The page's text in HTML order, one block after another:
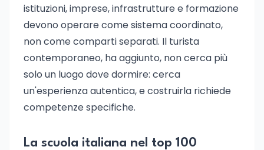
istituzioni, imprese, infrastrutture e formazione
devono operare come sistema coordinato,
non come comparti separati. Il turista
contemporaneo, ha aggiunto, non cerca più
solo un luogo dove dormire: cerca
un'esperienza autentica, e costruirla richiede
competenze specifiche.
La scuola italiana nel top 100